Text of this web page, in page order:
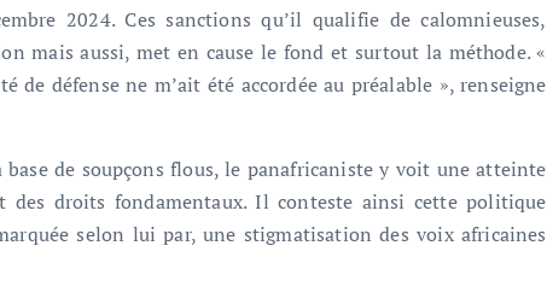
2024. Ces sanctions qu’il qualifie de calomnieuses,
mais aussi, met en cause le fond et surtout la méthode. «
défense ne m’ait été accordée au préalable », renseigne
base de soupçons flous, le panafricaniste y voit une atteinte
des droits fondamentaux. Il conteste ainsi cette politique
selon lui par, une stigmatisation des voix africaines